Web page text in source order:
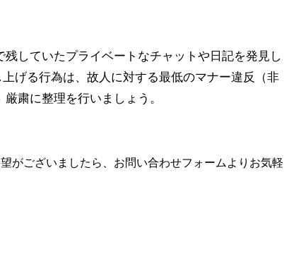
していたプライベートなチャットや日記を発見し
げる行為は、故人に対する最低のマナー違反（非
粛に整理を行いましょう。
がございましたら、お問い合わせフォームよりお気軽